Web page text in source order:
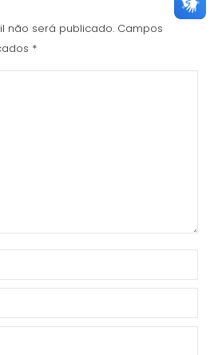
não será publicado. Campos
*